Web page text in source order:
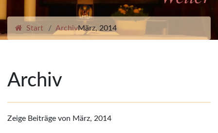
Start ArchivMärz, 2014
Archiv
Zeige Beiträge von März, 2014